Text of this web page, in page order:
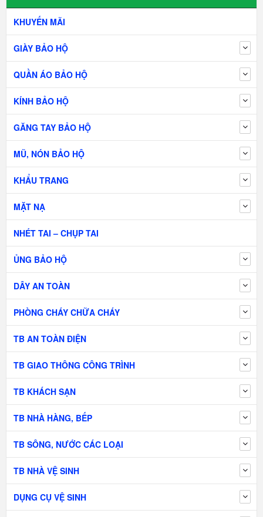
KHUYẾN MÃI
GIÀY BẢO HỘ
QUẦN ÁO BẢO HỘ
KÍNH BẢO HỘ
GĂNG TAY BẢO HỘ
MŨ, NÓN BẢO HỘ
KHẨU TRANG
MẶT NẠ
NHÉT TAI – CHỤP TAI
ỦNG BẢO HỘ
DÂY AN TOÀN
PHÒNG CHÁY CHỮA CHÁY
TB AN TOÀN ĐIỆN
TB GIAO THÔNG CÔNG TRÌNH
TB KHÁCH SẠN
TB NHÀ HÀNG, BẾP
TB SÔNG, NƯỚC CÁC LOẠI
TB NHÀ VỆ SINH
DỤNG CỤ VỆ SINH